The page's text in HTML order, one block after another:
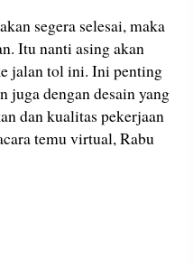
segera selesai, maka
Itu nanti asing akan
jalan tol ini. Ini penting
juga dengan desain yang
dan kualitas pekerjaan
temu virtual, Rabu